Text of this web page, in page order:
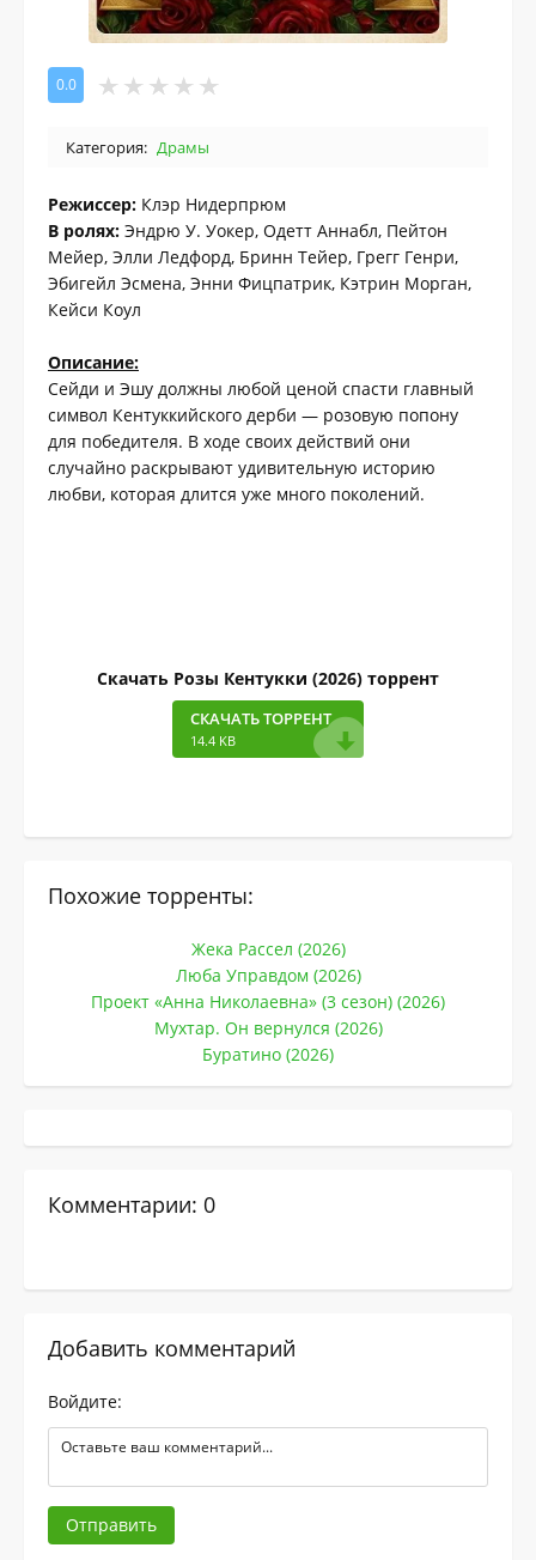
0.0
Категория: Драмы
Режиссер: Клэр Нидерпрюм
В ролях: Эндрю У. Уокер, Одетт Аннабл, Пейтон
Мейер, Элли Ледфорд, Бринн Тейер, Грегг Генри,
Эбигейл Эсмена, Энни Фицпатрик, Кэтрин Морган,
Кейси Коул
Описание:
Сейди и Эшу должны любой ценой спасти главный
символ Кентуккийского дерби — розовую попону
для победителя. В ходе своих действий они
случайно раскрывают удивительную историю
любви, которая длится уже много поколений.
Скачать Розы Кентукки (2026) торрент
СКАЧАТЬ ТОРРЕНТ
14.4 KB
Похожие торренты:
Жека Рассел (2026)
Люба Управдом (2026)
Проект «Анна Николаевна» (3 сезон) (2026)
Мухтар. Он вернулся (2026)
Буратино (2026)
Комментарии: 0
Добавить комментарий
Войдите:
Отправить